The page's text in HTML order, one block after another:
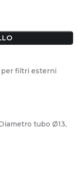
per filtri esterni
tubo Ø13,